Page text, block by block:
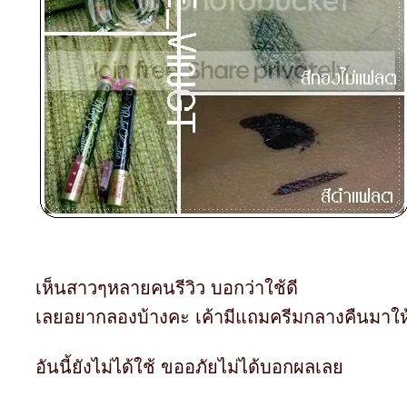
เห็นสาวๆหลายคนรีวิว บอกว่าใช้ดี
เลยอยากลองบ้างคะ เค้ามีแถมครีมกลางคืนมาใ
อันนี้ยังไม่ได้ใช้ ขออภัยไม่ได้บอกผลเล